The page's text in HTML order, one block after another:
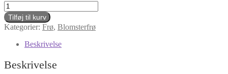
Pragtsnerle,
Ipomoea
rubro-
coerulea
antal
Tilføj til kurv
Kategorier: Frø, Blomsterfrø
Beskrivelse
Beskrivelse